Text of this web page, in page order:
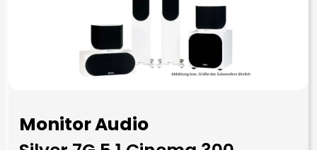
Monitor Audio